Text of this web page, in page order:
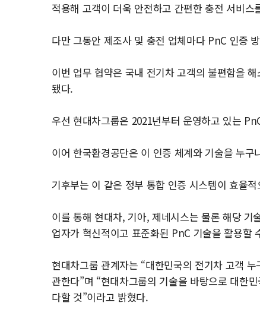
적용해 고객이 더욱 안전하고 간편한 충전 서비스
다만 그동안 제조사 및 충전 업체마다 PnC 인증
이번 업무 협약은 국내 전기차 고객의 불편함을
됐다.
우선 현대차그룹은 2021년부터 운영하고 있는
이어 한국환경공단은 이 인증 체계와 기술을 누
기후부는 이 같은 정부 통합 인증 시스템이 효율
이를 통해 현대차, 기아, 제네시스는 물론 해당
업자가 혁신적이고 표준화된 PnC 기술을 활용할
현대차그룹 관계자는 “대한민국의 전기차 고객
관한다”며 “현대차그룹의 기술을 바탕으로 대한
다할 것”이라고 밝혔다.